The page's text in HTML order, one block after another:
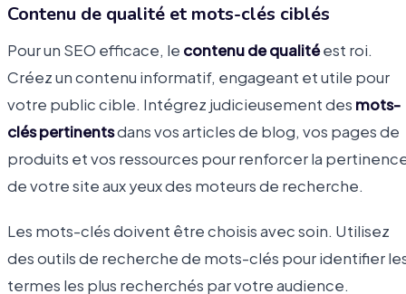
Contenu de qualité et mots-clés ciblés
Pour un SEO efficace, le contenu de qualitéest roi.
Créez un contenu informatif, engageant et utile pour
votre public cible. Intégrez judicieusement des mots-
clés pertinentsdans vos articles de blog, vos pages de
produits et vos ressources pour renforcer la
de votre site aux yeux des moteurs de recherche.
Les mots-clés doivent être choisis avec soin. Utilisez
des outils de recherche de mots-clés pour identifier
termes les plus recherchés par votre audience.